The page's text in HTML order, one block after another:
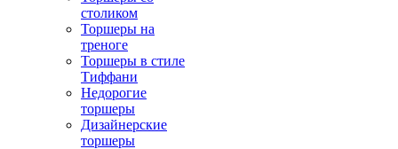
столиком
Торшеры на
треноге
Торшеры в стиле
Тиффани
Недорогие
торшеры
Дизайнерские
торшеры